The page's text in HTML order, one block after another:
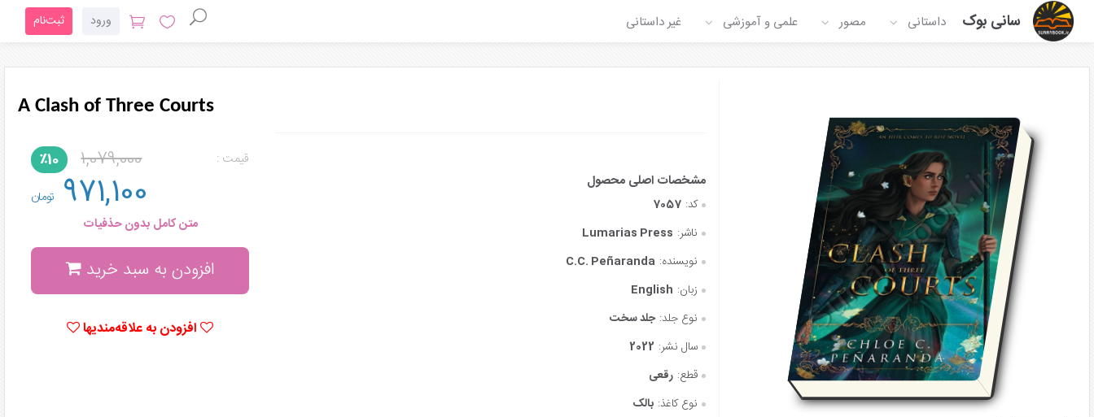
سانی بوک داستانی مصور علمی و آموزشی غیر داستانی ورود ثبت‌نام
A Clash of Three Courts
کد: 7057
ناشر: ‎ ‎ Lumarias Press
نویسنده: C.C. Peñaranda
زبان: English
نوع جلد: جلد سخت
سال نشر: 2022
قطع: رقعی
نوع کاغذ: بالک
قیمت : 1,079,000 ٪10
971,100 تومان
متن کامل بدون حذفیات
افزودن به سبد خرید
افزودن به علاقه‌مندیها